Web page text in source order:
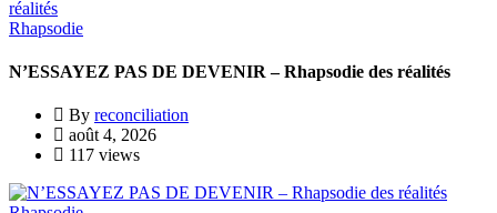
Rhapsodie
N’ESSAYEZ PAS DE DEVENIR – Rhapsodie des réalités
By reconciliation
août 4, 2026
117 views